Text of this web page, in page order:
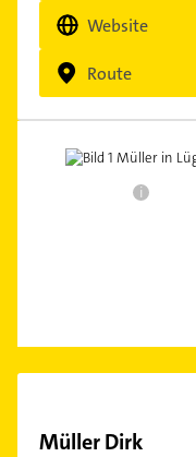
Website
Route
i
Müller Dirk